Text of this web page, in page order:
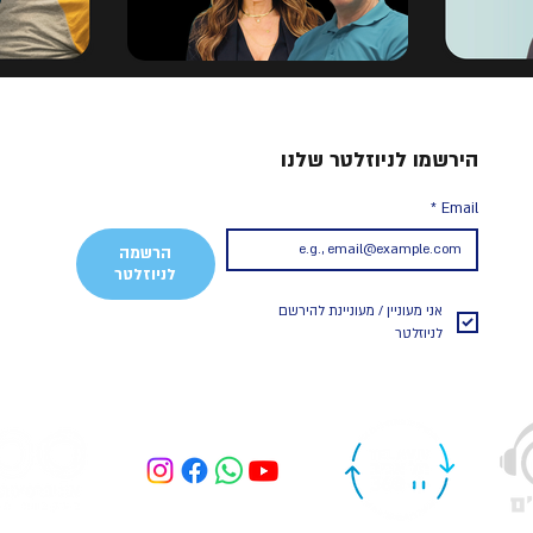
הירשמו לניוזלטר שלנו
Email
*
הרשמה
לניוזלטר
לניוזלטר